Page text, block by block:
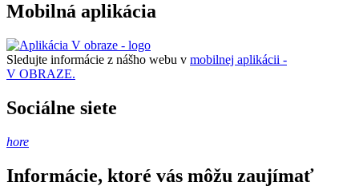
Mobilná aplikácia
Sledujte informácie z nášho webu v mobilnej aplikácii -
V OBRAZE.
Sociálne siete
hore
Informácie, ktoré vás môžu zaujímať